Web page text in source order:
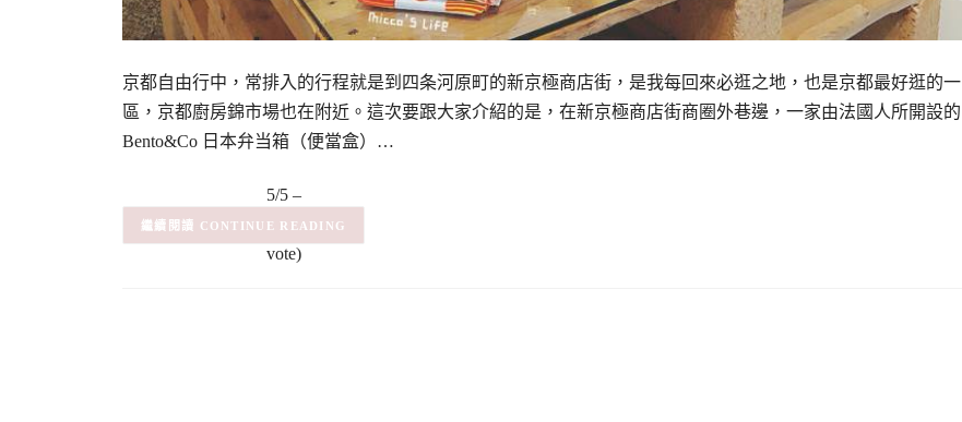
京都自由行中，常排入的行程就是到四条河原町的新京極商店街，是我每回來必逛之地，也是京都最好逛的一
區，京都廚房錦市場也在附近。這次要跟大家介紹的是，在新京極商店街商圈外巷邊，一家由法國人所開設的
Bento&Co 日本弁当箱（便當盒）…
5/5 –
(1
vote)
CONTINUE READING